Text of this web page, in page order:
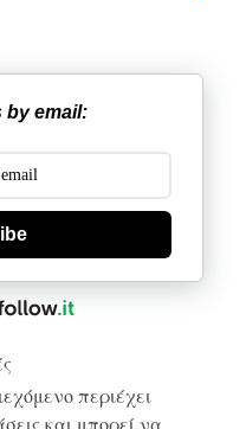
by email:
περιέχει